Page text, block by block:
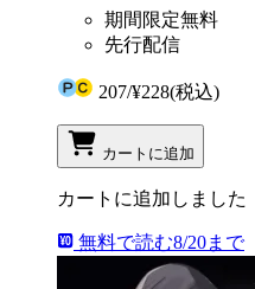
期間限定無料
先行配信
207/¥228(税込)
カートに追加
カートに追加しました
無料で読む8/20まで